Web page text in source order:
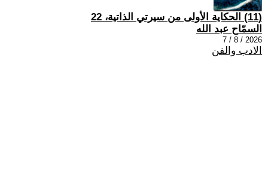
(11) الحكاية الأولى من سيرتي الذاتية، 22
السمّاح عبد الله
2026 / 8 / 7
الادب والفن